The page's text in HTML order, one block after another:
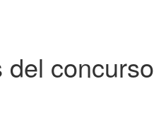
concurso